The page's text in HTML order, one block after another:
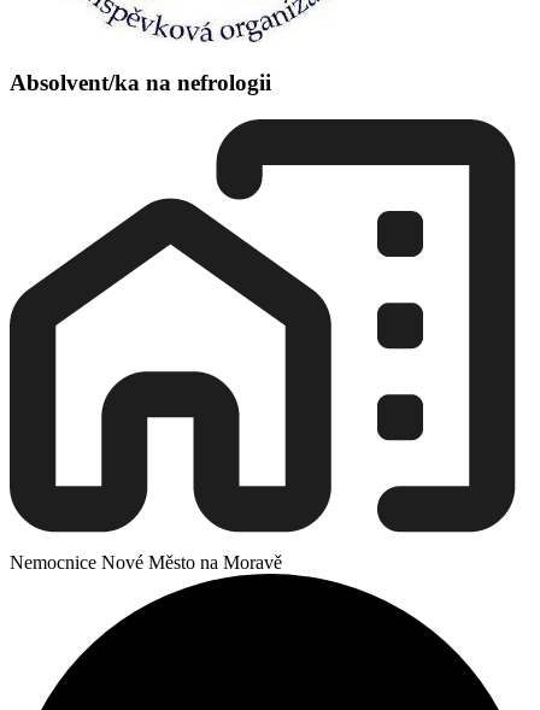
Absolvent/ka na nefrologii
Nemocnice Nové Město na Moravě